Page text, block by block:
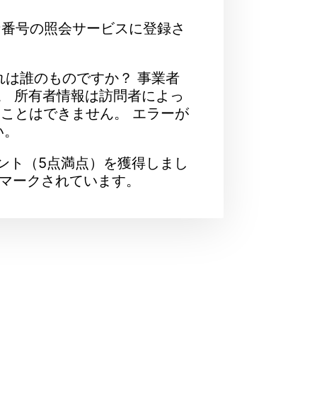
号の照会サービスに登録さ
誰のものですか？ 事業者
所有者情報は訪問者によっ
とはできません。 エラーが
ト（5点満点）を獲得しまし
ークされています。